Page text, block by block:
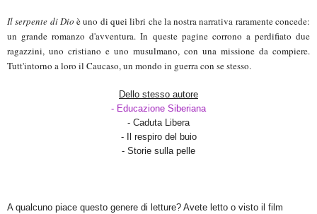
Il serpente di Dio è uno di quei libri che la nostra narrativa raramente concede:
un grande romanzo d'avventura. In queste pagine corrono a perdifiato due
ragazzini, uno cristiano e uno musulmano, con una missione da compiere.
Tutt'intorno a loro il Caucaso, un mondo in guerra con se stesso.
Dello stesso autore
- Educazione Siberiana
- Caduta Libera
- Il respiro del buio
- Storie sulla pelle
A qualcuno piace questo genere di letture? Avete letto o visto il film